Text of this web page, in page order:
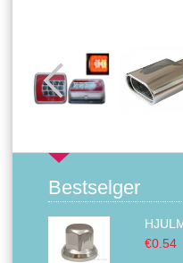
Bestselger
€0.54